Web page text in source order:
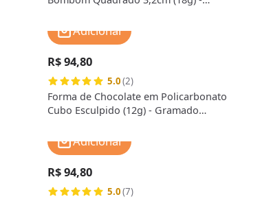
R$ 94,80
5.0(2)
Forma de Chocolate em Policarbonato
Cubo Esculpido (12g) - Gramado
Adicionar
R$ 94,80
5.0(7)
Adicionar